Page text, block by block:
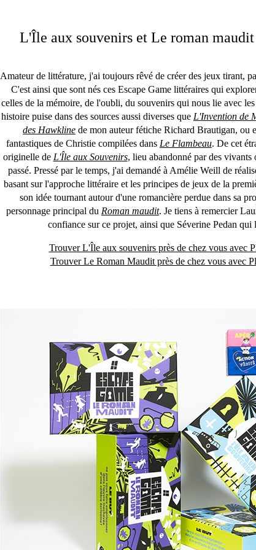
L'Île aux souvenirs et Le roman maudit
Amateur de littérature, j'ai toujours rêvé de créer des jeux tirant,
C'est ainsi que sont nés ces Escape Game littéraires qui
celles de la mémoire, de l'oubli, du souvenirs qui nous lie avec
histoire puise dans des sources aussi diverses que L'Invention de
des Hawkline de mon auteur fétiche Richard Brautigan, ou
fantastiques de Christie compilées dans Le Flambeau. De cet
originelle de L'Île aux Souvenirs, lieu abandonné par des vivants
passé. Pressé par le temps, j'ai demandé à Amélie Weill de
basant sur l'approche littéraire et les principes de jeux de la
son idée tournant autour d'une romancière perdue dans sa
personnage principal du Roman maudit. Je tiens à remercier
confiance sur ce projet, ainsi que Séverine Pedan qui
Trouver L'Île aux souvenirs près de chez vous avec
Trouver Le Roman Maudit près de chez vous avec